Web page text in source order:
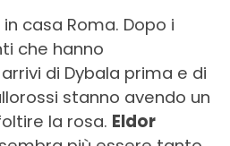
casa Roma. Dopo i
che hanno
di Dybala prima e di
stanno avendo un
la rosa. Eldor